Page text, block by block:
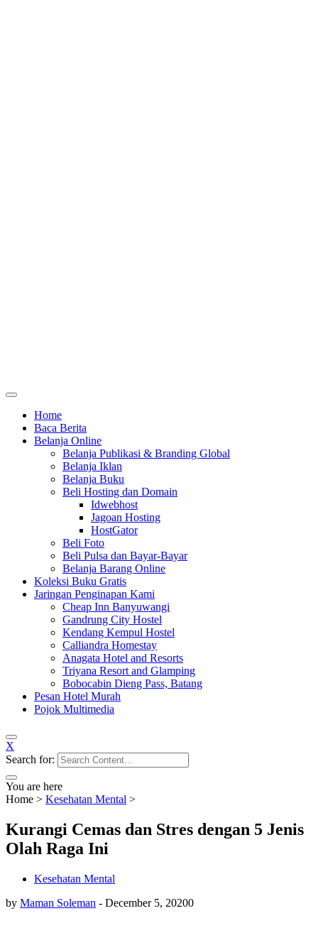
Home
Baca Berita
Belanja Online
Belanja Publikasi & Branding Global
Belanja Iklan
Belanja Buku
Beli Hosting dan Domain
Idwebhost
Jagoan Hosting
HostGator
Beli Foto
Beli Pulsa dan Bayar-Bayar
Belanja Barang Online
Koleksi Buku Gratis
Jaringan Penginapan Kami
Cheap Inn Banyuwangi
Gandrung City Hostel
Kendang Kempul Hostel
Calliandra Homestay
Anagata Hotel and Resorts
Triyana Resort and Glamping
Bobocabin Dieng Pass, Batang
Pesan Hotel Murah
Pojok Multimedia
X
Search for:
You are here
Home > Kesehatan Mental >
Kurangi Cemas dan Stres dengan 5 Jenis
Olah Raga Ini
Kesehatan Mental
by Maman Soleman - December 5, 20200